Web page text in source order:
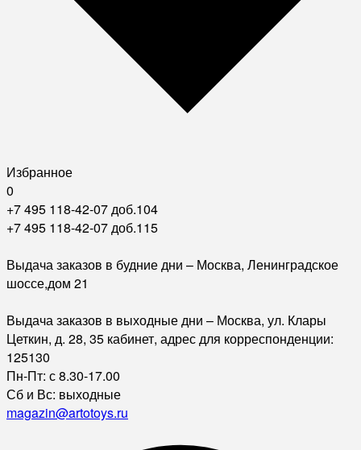
Избранное
0
+7 495 118-42-07 доб.104
+7 495 118-42-07 доб.115
Выдача заказов в будние дни – Москва, Ленинградское
шоссе,дом 21
Выдача заказов в выходные дни – Москва, ул. Клары
Цеткин, д. 28, 35 кабинет, адрес для корреспонденции:
125130
Пн-Пт: с 8.30-17.00
Сб и Вс: выходные
magazin@artotoys.ru